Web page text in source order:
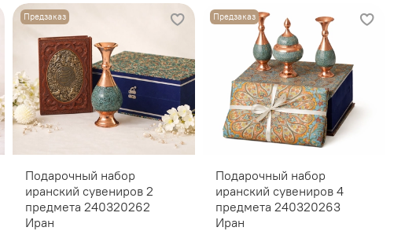
Предзаказ
Подарочный набор
иранский сувениров 2
предмета 240320262
Иран
Предзаказ
Подарочный набор
иранский сувениров 4
предмета 240320263
Иран